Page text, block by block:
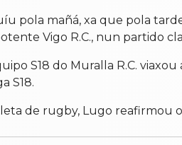
pola mañá, xa que pola
Vigo R.C., nun partido
S18 do Muralla R.C.
S18.
de rugby, Lugo reafirmou